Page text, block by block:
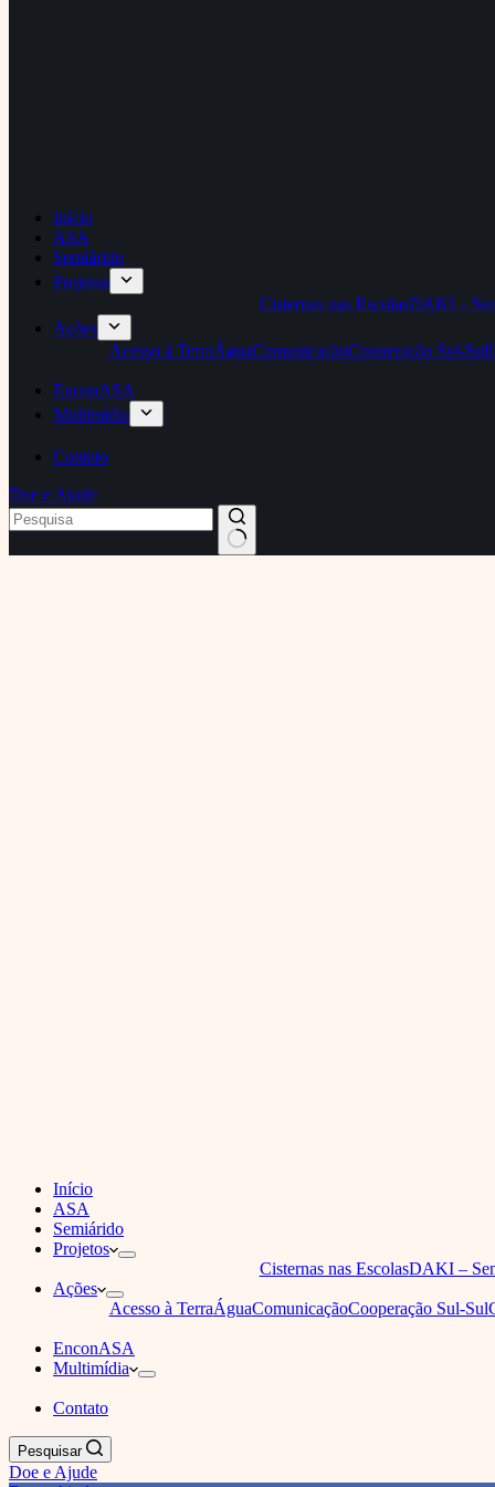
Início
ASA
Semiárido
Projetos
Cisternas nas EscolasDAKI –
Ações
Acesso à TerraÁguaComunicaçãoCooperação Sul-Sul
EnconASA
Multimídia
Contato
Doe e Ajude
Início
ASA
Semiárido
Projetos
Cisternas nas EscolasDAKI –
Ações
Acesso à TerraÁguaComunicaçãoCooperação Sul-Sul
EnconASA
Multimídia
Contato
Pesquisar
Doe e Ajude